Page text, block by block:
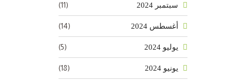
سبتمبر 2024 (11)
أغسطس 2024 (14)
يوليو 2024 (5)
يونيو 2024 (18)